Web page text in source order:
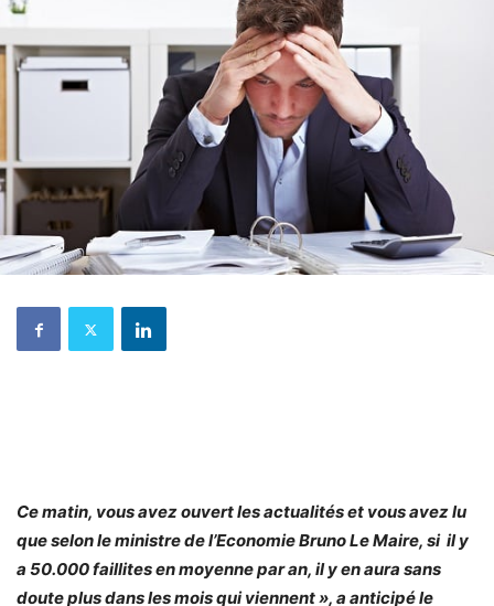
Ce matin, vous avez ouvert les actualités et vous avez lu
que selon le ministre de l’Economie Bruno Le Maire, si il y
a 50.000 faillites en moyenne par an, il y en aura sans
doute plus dans les mois qui viennent », a anticipé le